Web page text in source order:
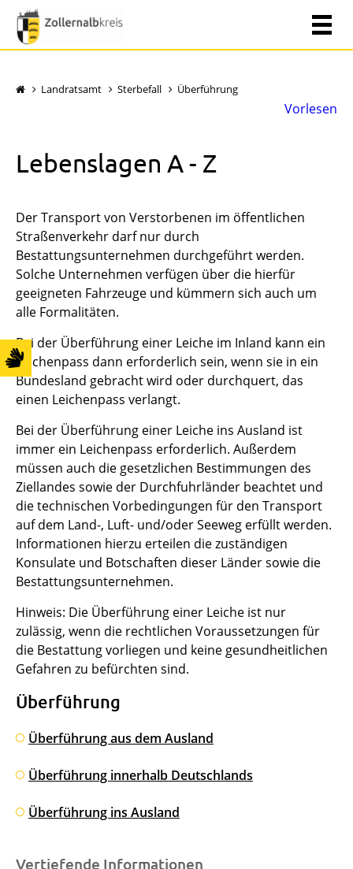
Landratsamt Sterbefall Überführung
Vorlesen
Lebenslagen A - Z
Überführung
Überführung aus dem Ausland
Überführung innerhalb Deutschlands
Überführung ins Ausland
Der Transport von Verstorbenen im öffentlichen
Straßenverkehr darf nur durch
Bestattungsunternehmen durchgeführt werden.
Solche Unternehmen verfügen über die hierfür
geeigneten Fahrzeuge und kümmern sich auch um
alle Formalitäten.
Bei der Überführung einer Leiche im Inland kann ein
Leichenpass dann erforderlich sein, wenn sie in ein
Bundesland gebracht wird oder durchquert, das
einen Leichenpass verlangt.
Bei der Überführung einer Leiche ins Ausland ist
immer ein Leichenpass erforderlich. Außerdem
müssen auch die gesetzlichen Bestimmungen des
Ziellandes sowie der Durchfuhrländer beachtet und
die technischen Vorbedingungen für den Transport
auf dem Land-, Luft- und/oder Seeweg erfüllt werden.
Informationen hierzu erteilen die zuständigen
Konsulate und Botschaften dieser Länder sowie die
Bestattungsunternehmen.
Hinweis: Die Überführung einer Leiche ist nur
zulässig, wenn die rechtlichen Voraussetzungen für
die Bestattung vorliegen und keine gesundheitlichen
Gefahren zu befürchten sind.
Vertiefende Informationen